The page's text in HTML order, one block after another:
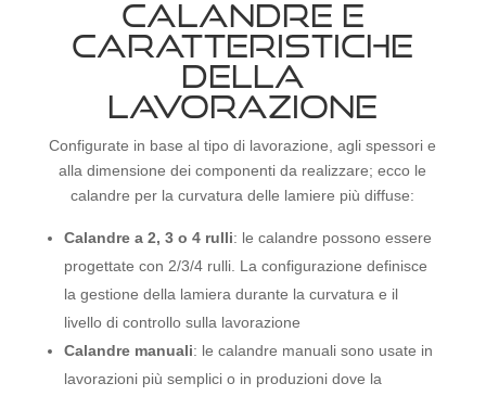
CALANDRE E
CARATTERISTICHE
DELLA
LAVORAZIONE
Configurate in base al tipo di lavorazione, agli spessori e
alla dimensione dei componenti da realizzare; ecco le
calandre per la curvatura delle lamiere più diffuse:
Calandre a 2, 3 o 4 rulli: le calandre possono essere
progettate con 2/3/4 rulli. La configurazione definisce
la gestione della lamiera durante la curvatura e il
livello di controllo sulla lavorazione
Calandre manuali: le calandre manuali sono usate in
lavorazioni più semplici o in produzioni dove la